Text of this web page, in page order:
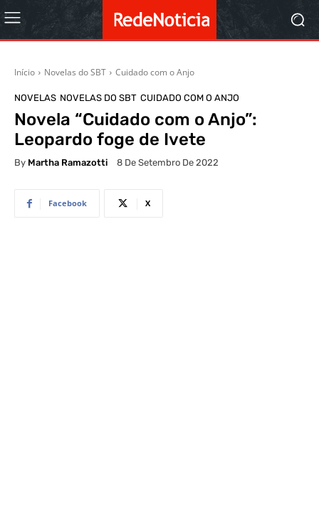
Início Novelas do SBT Cuidado com o Anjo
NOVELAS NOVELAS DO SBT CUIDADO COM O ANJO
Novela “Cuidado com o Anjo”:
Leopardo foge de Ivete
By Martha Ramazotti 8 De Setembro De 2022
Facebook X